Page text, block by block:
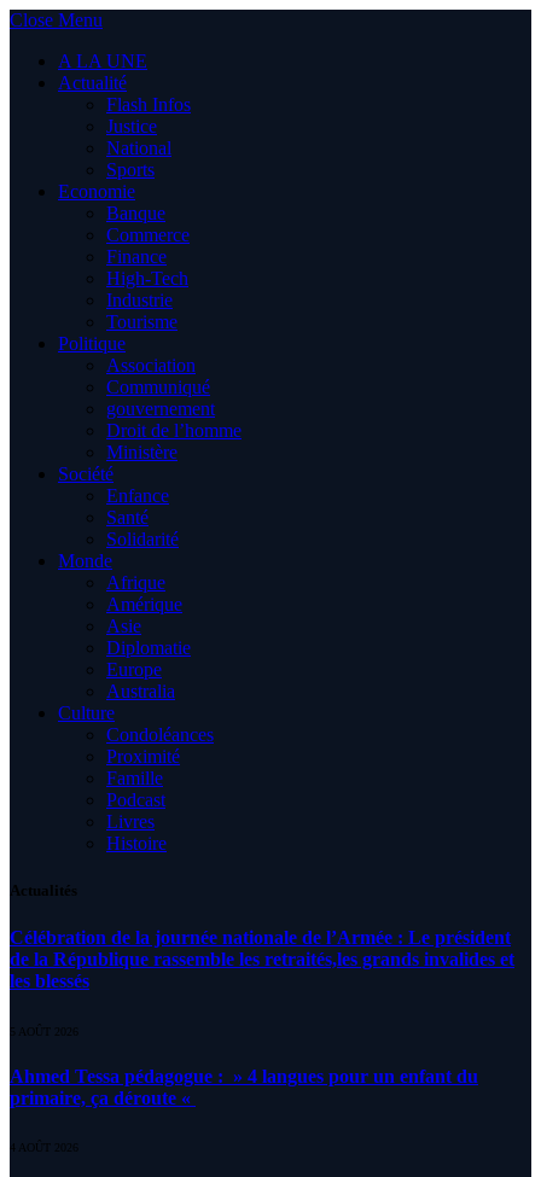
Close Menu
A LA UNE
Actualité
Flash Infos
Justice
National
Sports
Economie
Banque
Commerce
Finance
High-Tech
Industrie
Tourisme
Politique
Association
Communiqué
gouvernement
Droit de l’homme
Ministère
Société
Enfance
Santé
Solidarité
Monde
Afrique
Amérique
Asie
Diplomatie
Europe
Australia
Culture
Condoléances
Proximité
Famille
Podcast
Livres
Histoire
Actualités
Célébration de la journée nationale de l’Armée : Le président
de la République rassemble les retraités,les grands invalides et
les blessés
5 AOÛT 2026
Ahmed Tessa pédagogue : » 4 langues pour un enfant du
primaire, ça déroute «
4 AOÛT 2026